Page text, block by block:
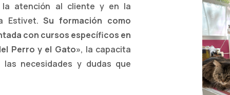
la atención al cliente y en la
Estivet.Su formación como
con cursos específicos en
Perro y el Gato», la capacita
necesidades y dudas que